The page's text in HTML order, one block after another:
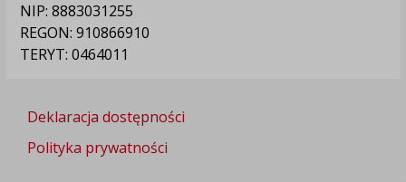
NIP: 8883031255
REGON: 910866910
TERYT: 0464011
Deklaracja dostępności
Polityka prywatności